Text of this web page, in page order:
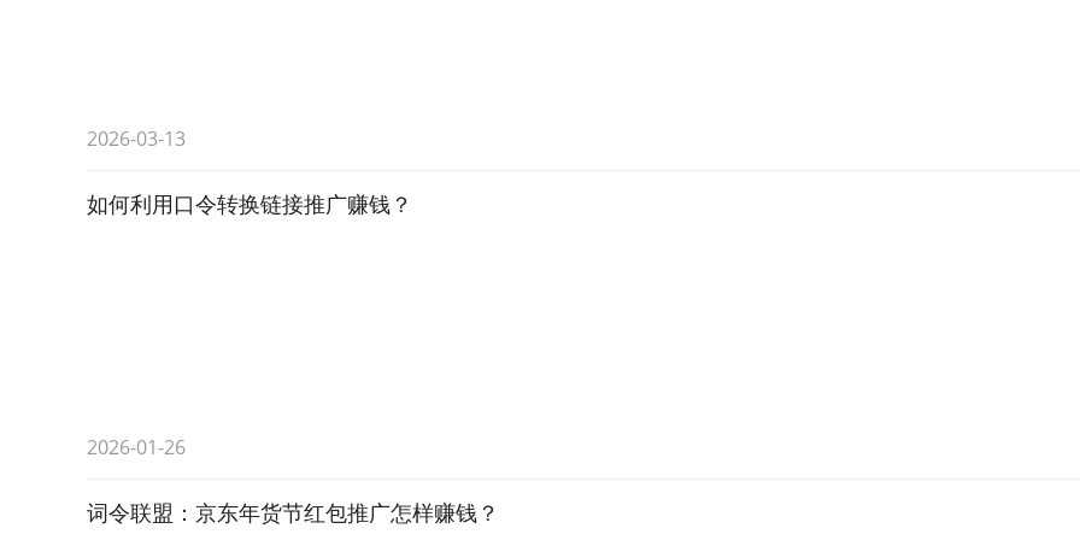
2026-03-13
如何利用口令转换链接推广赚钱？
2026-01-26
词令联盟：京东年货节红包推广怎样赚钱？